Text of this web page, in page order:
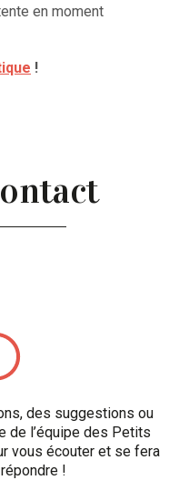
en moment
!
des suggestions ou
de l’équipe des Petits
vous écouter et se fera
!